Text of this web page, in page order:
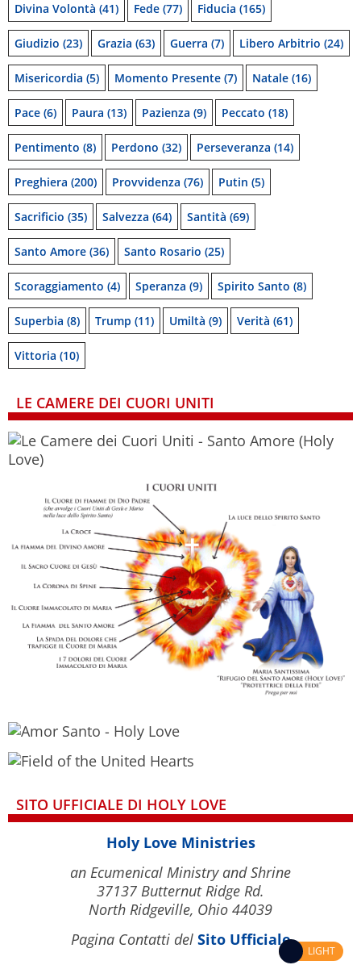
Divina Volontà (41) Fede (77) Fiducia (165)
Giudizio (23) Grazia (63) Guerra (7) Libero Arbitrio (24)
Misericordia (5) Momento Presente (7) Natale (16)
Pace (6) Paura (13) Pazienza (9) Peccato (18)
Pentimento (8) Perdono (32) Perseveranza (14)
Preghiera (200) Provvidenza (76) Putin (5)
Sacrificio (35) Salvezza (64) Santità (69)
Santo Amore (36) Santo Rosario (25)
Scoraggiamento (4) Speranza (9) Spirito Santo (8)
Superbia (8) Trump (11) Umiltà (9) Verità (61)
Vittoria (10)
LE CAMERE DEI CUORI UNITI
SITO UFFICIALE DI HOLY LOVE
Holy Love Ministries
an Ecumenical Ministry and Shrine
37137 Butternut Ridge Rd.
North Ridgeville, Ohio 44039
Pagina Contatti del Sito Ufficiale
LIGHT